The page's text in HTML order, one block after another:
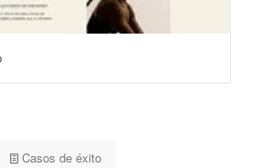
Casos de éxito